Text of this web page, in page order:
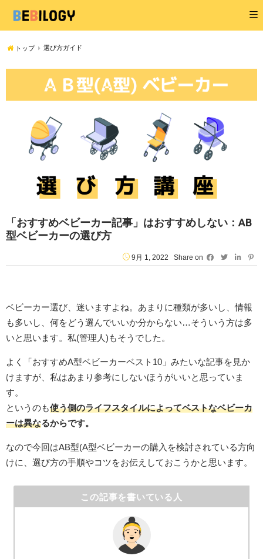
トップ 選び方ガイド
「おすすめベビーカー記事」はおすすめしない：AB
型ベビーカーの選び方
9月 1, 2022 Share on
ベビーカー選び、迷いますよね。あまりに種類が多いし、情報
も多いし、何をどう選んでいいか分からない…そういう方は多
いと思います。私(管理人)もそうでした。
よく「おすすめA型ベビーカーベスト10」みたいな記事を見か
けますが、私はあまり参考にしないほうがいいと思っていま
す。
というのも使う側のライフスタイルによってベストなベビーカ
ーは異なるからです。
なので今回はAB型(A型ベビーカーの購入を検討されている方向
けに、選び方の手順やコツをお伝えしておこうかと思います。
この記事を書いている人